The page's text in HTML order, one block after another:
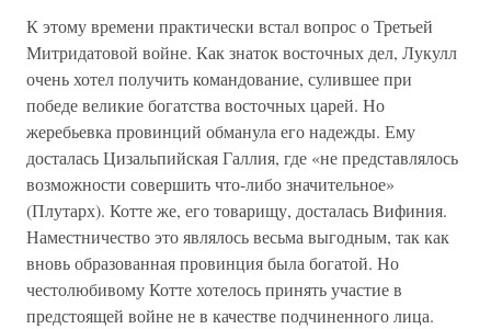
К этому времени практически встал вопрос о Третьей
Митридатовой войне. Как знаток восточных дел, Лукулл
очень хотел получить командование, сулившее при
победе великие богатства восточных царей. Но
жеребьевка провинций обманула его надежды. Ему
досталась Цизальпийская Галлия, где «не представлялось
возможности совершить что-либо значительное»
(Плутарх). Котте же, его товарищу, досталась Вифиния.
Наместничество это являлось весьма выгодным, так как
вновь образованная провинция была богатой. Но
честолюбивому Котте хотелось принять участие в
предстоящей войне не в качестве подчиненного лица.